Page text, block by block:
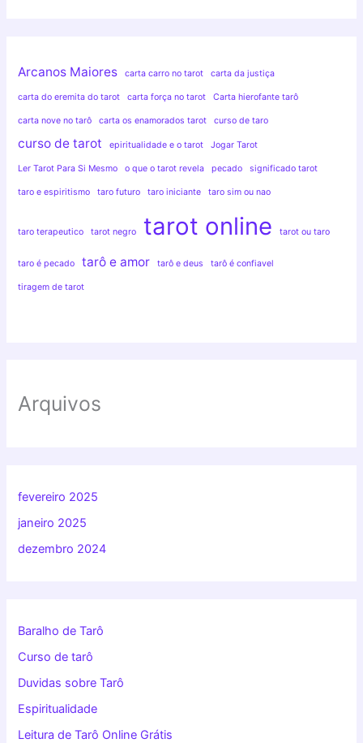
Arcanos Maiores carta carro no tarot carta da justiça
carta do eremita do tarot carta força no tarot Carta hierofante tarô
carta nove no tarô carta os enamorados tarot curso de taro
curso de tarot epiritualidade e o tarot Jogar Tarot
Ler Tarot Para Si Mesmo o que o tarot revela pecado significado tarot
taro e espiritismo taro futuro taro iniciante taro sim ou nao
taro terapeutico tarot negro tarot online tarot ou taro
taro é pecado tarô e amor tarô e deus tarô é confiavel
tiragem de tarot
Arquivos
fevereiro 2025
janeiro 2025
dezembro 2024
Baralho de Tarô
Curso de tarô
Duvidas sobre Tarô
Espiritualidade
Leitura de Tarô Online Grátis